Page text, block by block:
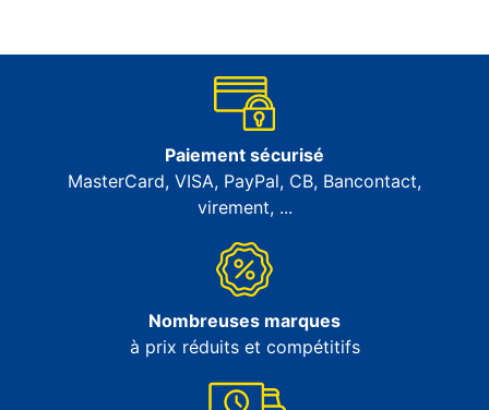
Paiement sécurisé
MasterCard, VISA, PayPal, CB, Bancontact,
virement, ...
Nombreuses marques
à prix réduits et compétitifs